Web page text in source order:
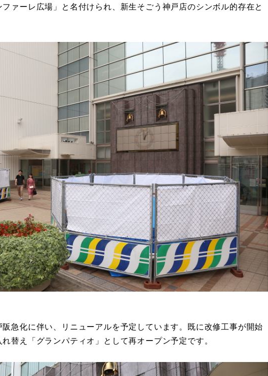
ァーレ広場」と名付けられ、新生そごう神戸店のシンボル的存在と
急化に伴い、リニューアルを予定しています。既に改修工事が開始
替え「グランパティオ」として再オープン予定です。